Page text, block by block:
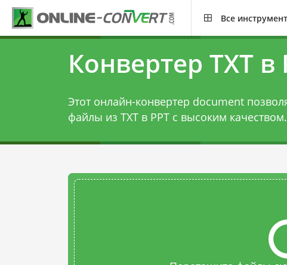
Все
Конвертер TXT в
Этот онлайн-конвертер document
файлы из TXT в PPT с высоким качеством.